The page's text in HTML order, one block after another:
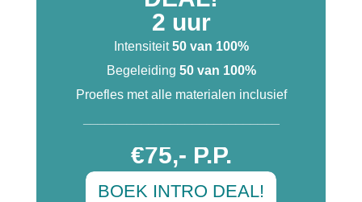
2 uur
Intensiteit50 van 100%
Begeleiding 50 van 100%
Proefles met alle materialen inclusief
€75,- P.P.
BOEK INTRO DEAL!